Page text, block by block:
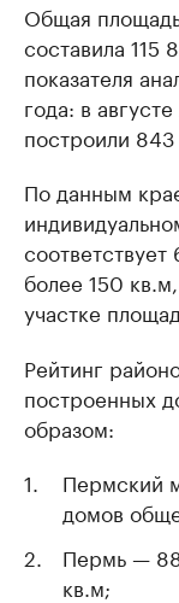
Общая
составила 115
показателя
года: в
построили 843
По данным
более 150
участке
Рейтинг
построенных
образом:
Пермский
домов
Пермь —
кв.м;